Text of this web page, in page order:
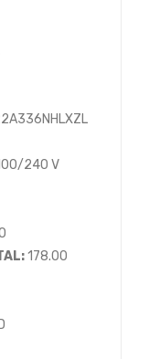
240 V
178.00